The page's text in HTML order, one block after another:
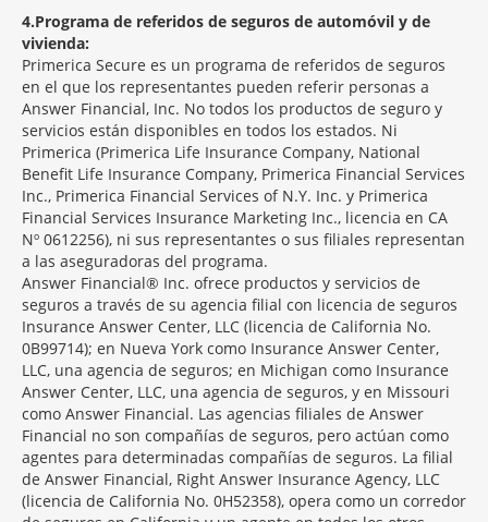
4 Programa de referidos de seguros de automóvil y de
vivienda:
Primerica Secure es un programa de referidos de seguros
en el que los representantes pueden referir personas a
Answer Financial, Inc. No todos los productos de seguro y
servicios están disponibles en todos los estados. Ni
Primerica (Primerica Life Insurance Company, National
Benefit Life Insurance Company, Primerica Financial Services
Inc., Primerica Financial Services of N.Y. Inc. y Primerica
Financial Services Insurance Marketing Inc., licencia en CA
Nº 0612256), ni sus representantes o sus filiales representan
a las aseguradoras del programa.
Answer Financial® Inc. ofrece productos y servicios de
seguros a través de su agencia filial con licencia de seguros
Insurance Answer Center, LLC (licencia de California No.
0B99714); en Nueva York como Insurance Answer Center,
LLC, una agencia de seguros; en Michigan como Insurance
Answer Center, LLC, una agencia de seguros, y en Missouri
como Answer Financial. Las agencias filiales de Answer
Financial no son compañías de seguros, pero actúan como
agentes para determinadas compañías de seguros. La filial
de Answer Financial, Right Answer Insurance Agency, LLC
(licencia de California No. 0H52358), opera como un corredor